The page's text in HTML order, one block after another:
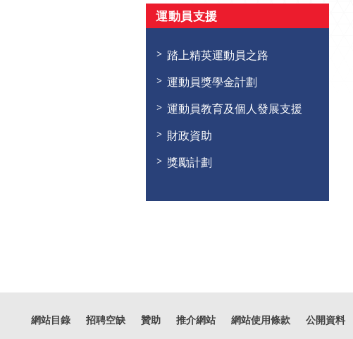
運動員支援
踏上精英運動員之路
運動員獎學金計劃
運動員教育及個人發展支援
財政資助
獎勵計劃
網站目錄 招聘空缺 贊助 推介網站 網站使用條款 公開資料